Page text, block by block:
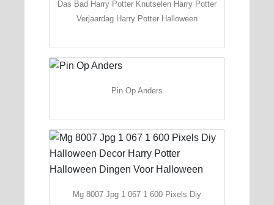
Das Bad Harry Potter Knutselen Harry Potter
Verjaardag Harry Potter Halloween
Pin Op Anders
Mg 8007 Jpg 1 067 1 600 Pixels Diy